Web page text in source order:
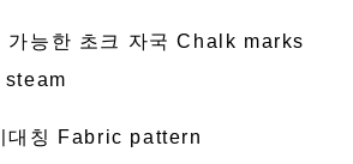
가능한 초크 자국 Chalk marks
대칭 Fabric pattern